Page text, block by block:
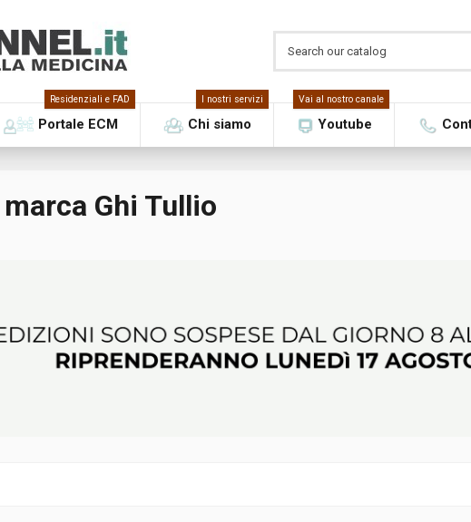
Portale ECM
Residenziali e FAD
Chi siamo
I nostri servizi
Youtube
Vai al nostro canale
Ghi Tullio